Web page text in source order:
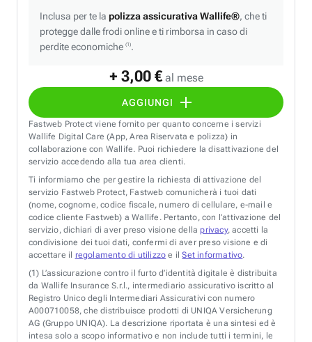
+ 3,00 € al mese
AGGIUNGI
Inclusa per te la polizza assicurativa Wallife®, che ti
protegge dalle frodi online e ti rimborsa in caso di
perdite economiche (1).
Fastweb Protect viene fornito per quanto concerne i servizi
Wallife Digital Care (App, Area Riservata e polizza) in
collaborazione con Wallife. Puoi richiedere la disattivazione del
servizio accedendo alla tua area clienti.
Ti informiamo che per gestire la richiesta di attivazione del
servizio Fastweb Protect, Fastweb comunicherà i tuoi dati
(nome, cognome, codice fiscale, numero di cellulare, e-mail e
codice cliente Fastweb) a Wallife. Pertanto, con l’attivazione del
servizio, dichiari di aver preso visione della privacy, accetti la
condivisione dei tuoi dati, confermi di aver preso visione e di
accettare il regolamento di utilizzo e ilSet informativo.
(1) L’assicurazione contro il furto d’identità digitale è distribuita
da Wallife Insurance S.r.l., intermediario assicurativo iscritto al
Registro Unico degli Intermediari Assicurativi con numero
A000710058, che distribuisce prodotti di UNIQA Versicherung
AG (Gruppo UNIQA). La descrizione riportata è una sintesi ed è
intesa solo a scopo informativo e non include tutti i termini, le